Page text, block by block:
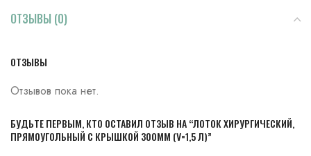
ОТЗЫВЫ (0)
ОТЗЫВЫ
Отзывов пока нет.
БУДЬТЕ ПЕРВЫМ, КТО ОСТАВИЛ ОТЗЫВ НА “ЛОТОК ХИРУРГИЧЕСКИЙ,
ПРЯМОУГОЛЬНЫЙ С КРЫШКОЙ 300ММ (V=1,5 Л)”